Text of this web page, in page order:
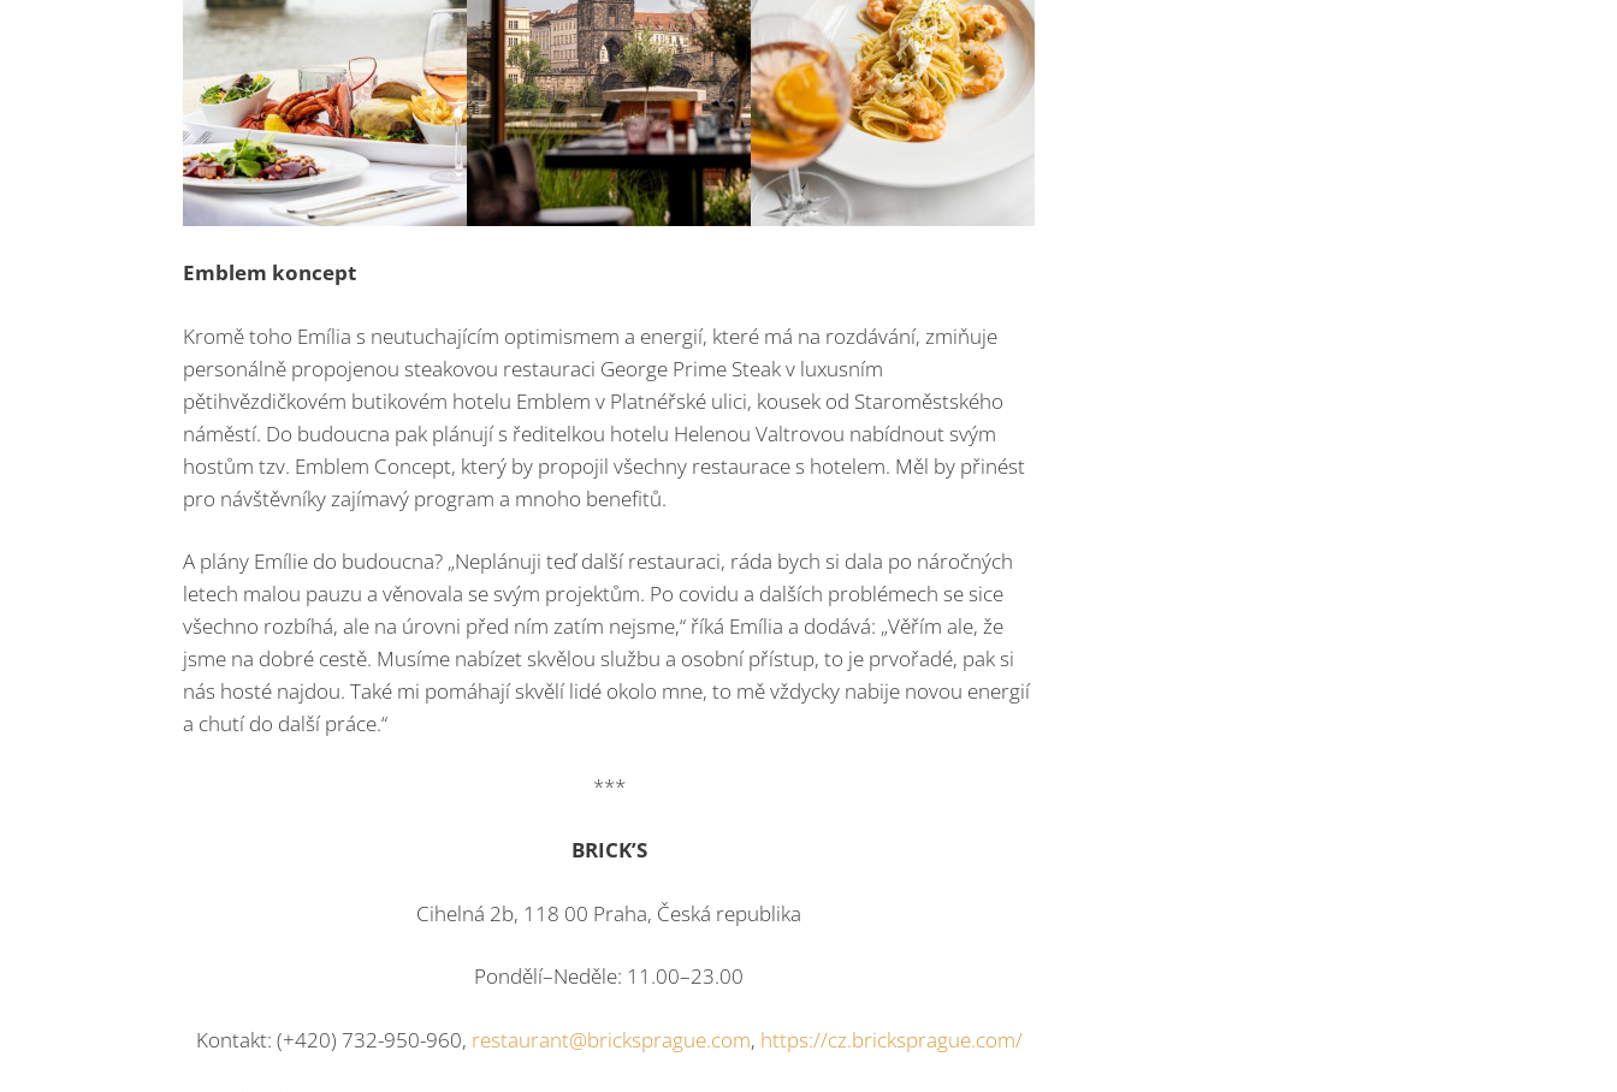
Emblem koncept
Kromě toho Emília s neutuchajícím optimismem a energií, které má na rozdávání, zmiňuje
personálně propojenou steakovou restauraci George Prime Steak v luxusním
pětihvězdičkovém butikovém hotelu Emblem v Platnéřské ulici, kousek od Staroměstského
náměstí. Do budoucna pak plánují s ředitelkou hotelu Helenou Valtrovou nabídnout svým
hostům tzv. Emblem Concept, který by propojil všechny restaurace s hotelem. Měl by přinést
pro návštěvníky zajímavý program a mnoho benefitů.
A plány Emílie do budoucna? „Neplánuji teď další restauraci, ráda bych si dala po náročných
letech malou pauzu a věnovala se svým projektům. Po covidu a dalších problémech se sice
všechno rozbíhá, ale na úrovni před ním zatím nejsme,“ říká Emília a dodává: „Věřím ale, že
jsme na dobré cestě. Musíme nabízet skvělou službu a osobní přístup, to je prvořadé, pak si
nás hosté najdou. Také mi pomáhají skvělí lidé okolo mne, to mě vždycky nabije novou energií
a chutí do další práce.“
***
BRICK’S
Cihelná 2b, 118 00 Praha, Česká republika
Pondělí–Neděle: 11.00–23.00
Kontakt: (+420) 732-950-960, restaurant@bricksprague.com, https://cz.bricksprague.com/